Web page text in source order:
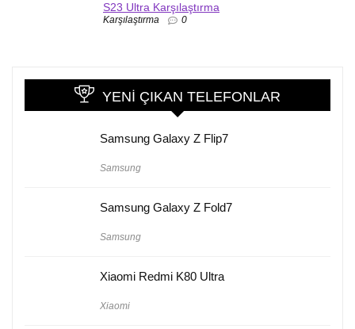
S23 Ultra Karşılaştırma
Karşılaştırma 0
YENI ÇIKAN TELEFONLAR
Samsung Galaxy Z Flip7
Samsung
Samsung Galaxy Z Fold7
Samsung
Xiaomi Redmi K80 Ultra
Xiaomi